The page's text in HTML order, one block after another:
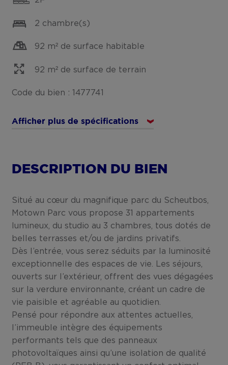
2 chambre(s)
92 m² de surface habitable
92 m² de surface de terrain
Code du bien : 1477741
Afficher plus de spécifications
DESCRIPTION DU BIEN
Situé au cœur du magnifique parc du Scheutbos,
Motown Parc vous propose 31 appartements
lumineux, du studio au 3 chambres, tous dotés de
belles terrasses et/ou de jardins privatifs.
Dès l’entrée, vous serez séduits par la luminosité
exceptionnelle des espaces de vie. Les séjours,
ouverts sur l’extérieur, offrent des vues dégagées
sur la verdure environnante, créant un cadre de
vie paisible et agréable au quotidien.
Pensé pour répondre aux attentes actuelles,
l’immeuble intègre des équipements
performants tels que des panneaux
photovoltaïques ainsi qu’une isolation de qualité